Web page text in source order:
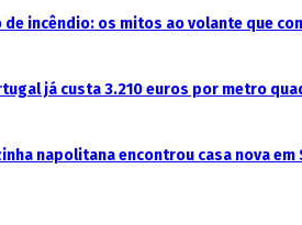
incêndio: os mitos ao volante que
já custa 3.210 euros por metro
napolitana encontrou casa nova em